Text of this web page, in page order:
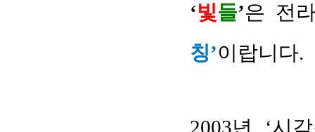
‘빛들’은 전
칭’이랍니다.
2003년 ‘시